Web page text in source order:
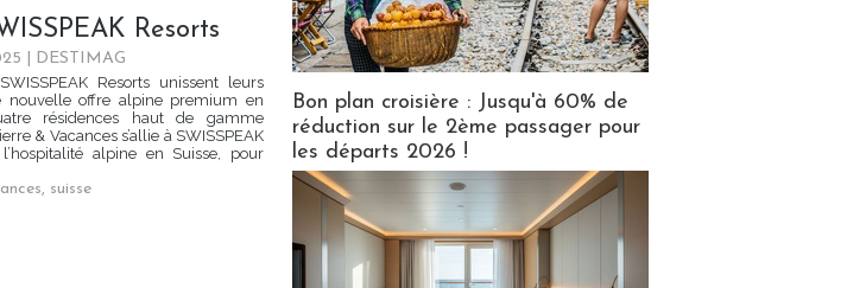
Resorts
DESTIMAG
Resorts unissent leurs
nouvelle offre alpine premium en
résidences haut de gamme
& Vacances s’allie à SWISSPEAK
alpine en Suisse, pour
, suisse
Bon plan croisière : Jusqu'à 60% de
réduction sur le 2ème passager pour
les départs 2026 !